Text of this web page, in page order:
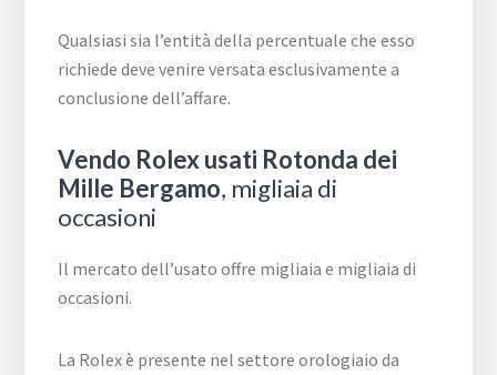
Qualsiasi sia l’entità della percentuale che esso
richiede deve venire versata esclusivamente a
conclusione dell’affare.
Vendo Rolex usati Rotonda dei
Mille Bergamo, migliaia di
occasioni
Il mercato dell’usato offre migliaia e migliaia di
occasioni.
La Rolex è presente nel settore orologiaio da